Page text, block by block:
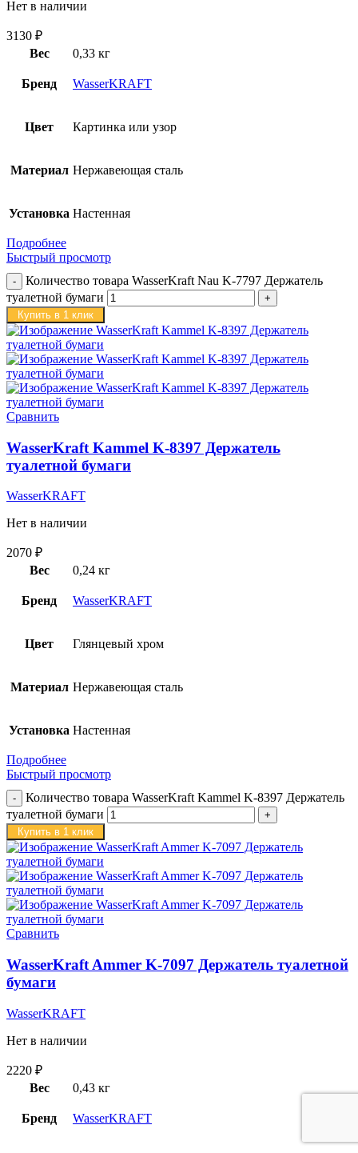
Нет в наличии
3130 ₽
Вес
0,33 кг
Бренд WasserKRAFT
Цвет Картинка или узор
Материал Нержавеющая сталь
Установка Настенная
Подробнее
Быстрый просмотр
Количество товара WasserKraft Nau K-7797 Держатель
туалетной бумаги
Купить в 1 клик
Сравнить
WasserKraft Kammel K-8397 Держатель
туалетной бумаги
WasserKRAFT
Нет в наличии
2070 ₽
Вес
0,24 кг
Бренд WasserKRAFT
Цвет Глянцевый хром
Материал Нержавеющая сталь
Установка Настенная
Подробнее
Быстрый просмотр
Количество товара WasserKraft Kammel K-8397 Держатель
туалетной бумаги
Купить в 1 клик
Сравнить
WasserKraft Ammer K-7097 Держатель туалетной
бумаги
WasserKRAFT
Нет в наличии
2220 ₽
Вес
0,43 кг
Бренд WasserKRAFT